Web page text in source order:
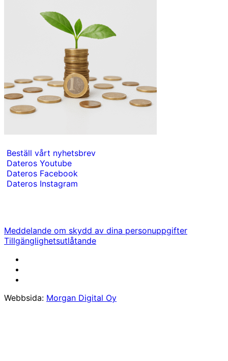
Beställ vårt nyhetsbrev
Dateros Youtube
Dateros Facebook
Dateros Instagram
Meddelande om skydd av dina personuppgifter
Tillgänglighetsutlåtande
Webbsida: Morgan Digital Oy